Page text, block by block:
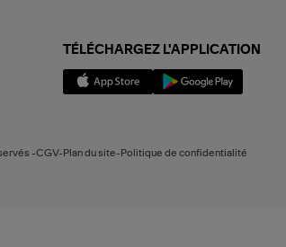
TÉLÉCHARGEZ L'APPLICATION
-CGV-Plan du site-Politique de confidentialité